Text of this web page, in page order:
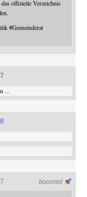
das offizielle Verzeichnis
#Gemeinderat
...
boosted